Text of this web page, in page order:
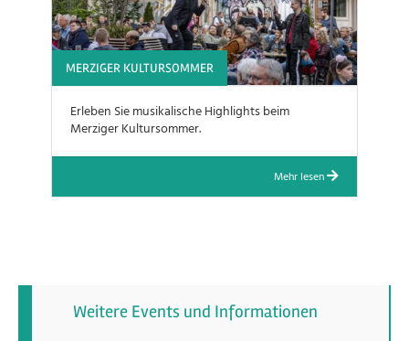
MERZIGER KULTURSOMMER
Erleben Sie musikalische Highlights beim
Merziger Kultursommer.
Mehr lesen
Weitere Events und Informationen